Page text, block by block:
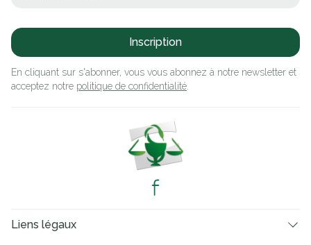
Inscription
En cliquant sur s'abonner, vous vous abonnez à notre newsletter et
acceptez notre politique de confidentialité
Liens légaux